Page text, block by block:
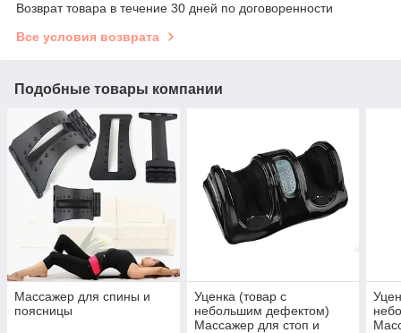
Возврат товара в течение 30 дней по договоренности
Все условия возврата
Подобные товары компании
Массажер для спины и
поясницы
Уценка (товар с
небольшим дефектом)
Массажер для стоп и